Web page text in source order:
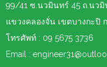
99/41 ซ.นวมินทร์ 45 ถ.นวมิ
แขวงคลองจั่น เขตบางกะปิ
โทรศัพท์ : 09 5675 3736
Email :